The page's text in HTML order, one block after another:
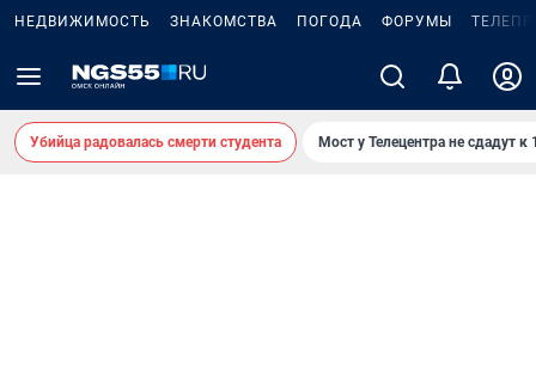
НЕДВИЖИМОСТЬ ЗНАКОМСТВА ПОГОДА ФОРУМЫ
Убийца радовалась смерти студента Мост у Телецентра не сдадут к